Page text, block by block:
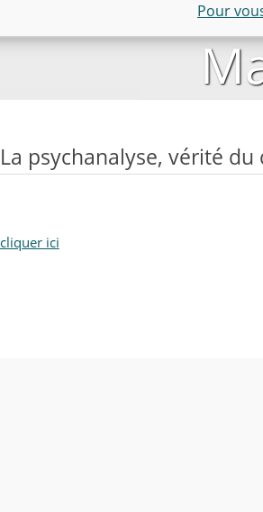
Pour
La psychanalyse, vérité du
cliquer ici